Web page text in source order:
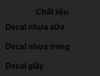
Chất liệu
Decal nhựa sữa
Decal nhựa trong
Decal giấy